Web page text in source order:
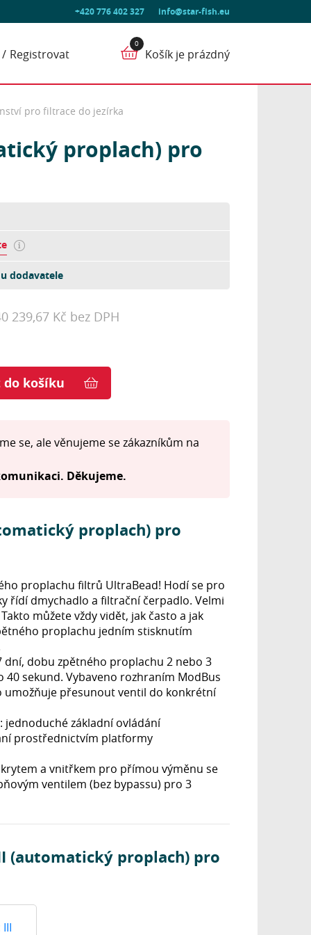
+420 776 402 327 info@star-fish.eu
Registrovat Košík je prázdný
pro filtrace do jezírka
proplach) pro
dodavatele
239,67 Kč bez DPH
do košíku
se, ale věnujeme se zákazníkům na
Děkujeme.
proplach) pro
proplachu filtrů UltraBead! Hodí se pro
řídí dmychadlo a filtrační čerpadlo. Velmi
můžete vždy vidět, jak často a jak
proplachu jedním stisknutím
dní, dobu zpětného proplachu 2 nebo 3
sekund. Vybaveno rozhraním ModBus
přesunout ventil do konkrétní
základní ovládání
prostřednictvím platformy
a vnitřkem pro přímou výměnu se
ventilem (bez bypassu) pro 3
(automatický proplach) pro